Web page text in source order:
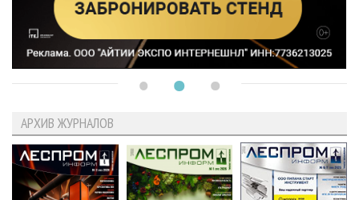
АРХИВ ЖУРНАЛОВ